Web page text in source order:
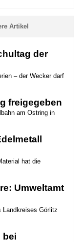
Artikel
der
– der Wecker darf
freigegeben
am Ostring in
hat die
Umweltamt
Landkreises Görlitz
bei